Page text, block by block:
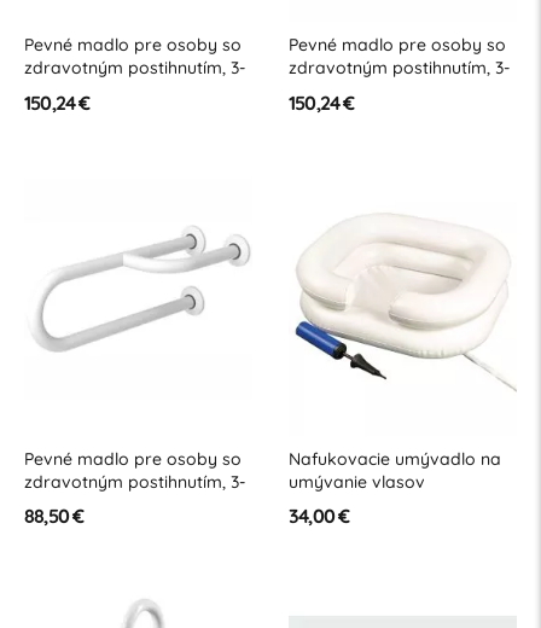
Pevné madlo pre osoby so
zdravotným postihnutím, 3-
podperné, ľavé, 550 mm,
lesklá nehrdzavejúca oceľ
150,24 €
Pevné madlo pre osoby so
zdravotným postihnutím, 3-
podperné pravé, 550 mm,
matná nehrdzavejúca oceľ
150,24 €
Pevné madlo pre osoby so
zdravotným postihnutím, 3-
podperné pravé, 600 mm,
biela oceľ
88,50 €
Nafukovacie umývadlo na
umývanie vlasov
34,00 €